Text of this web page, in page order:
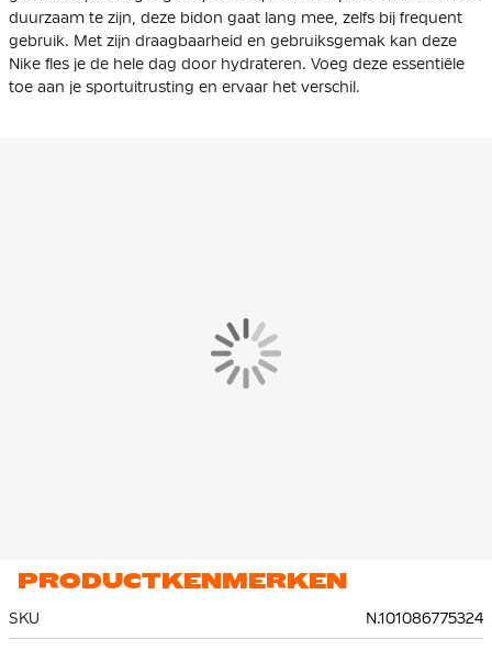
duurzaam te zijn, deze bidon gaat lang mee, zelfs bij frequent
gebruik. Met zijn draagbaarheid en gebruiksgemak kan deze
Nike fles je de hele dag door hydrateren. Voeg deze essentiële
toe aan je sportuitrusting en ervaar het verschil.
PRODUCTKENMERKEN
SKU
N.101086775324